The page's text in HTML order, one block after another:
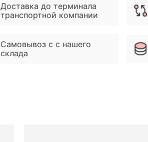
Доставка до терминала
транспортной компании
Самовывоз с с нашего
склада